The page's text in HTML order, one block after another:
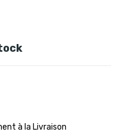
à la Livraison